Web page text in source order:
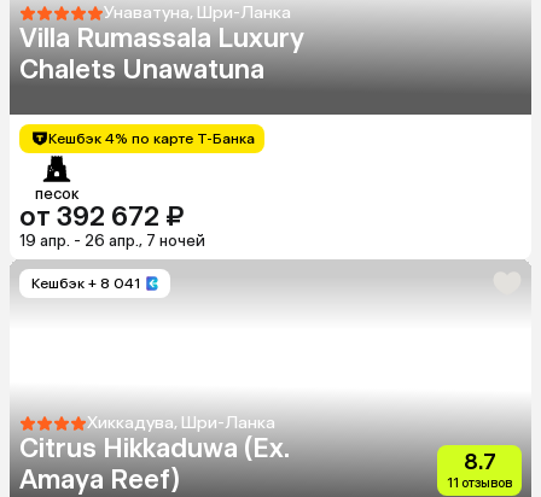
Унаватуна, Шри-Ланка
Villa Rumassala Luxury
Chalets Unawatuna
Кешбэк 4% по карте Т-Банка
песок
от 392 672 ₽
19 апр. - 26 апр., 7 ночей
Кешбэк + 8 041
Хиккадува, Шри-Ланка
Citrus Hikkaduwa (Ex.
Amaya Reef)
8.7
11 отзывов